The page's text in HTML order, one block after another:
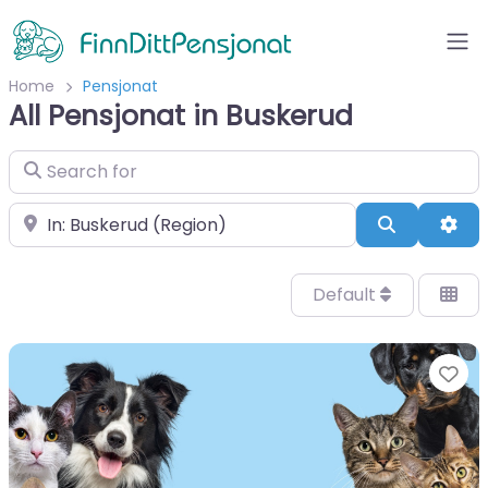
Home Pensjonat
All Pensjonat in Buskerud
Search for
Velg by/sted Search
Default